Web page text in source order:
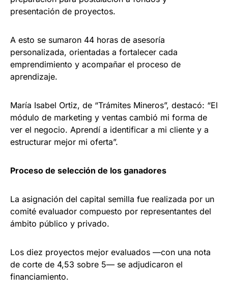
presentación de proyectos.
A esto se sumaron 44 horas de asesoría
personalizada, orientadas a fortalecer cada
emprendimiento y acompañar el proceso de
aprendizaje.
María Isabel Ortiz, de “Trámites Mineros”, destacó: “El
módulo de marketing y ventas cambió mi forma de
ver el negocio. Aprendí a identificar a mi cliente y a
estructurar mejor mi oferta”.
Proceso de selección de los ganadores
La asignación del capital semilla fue realizada por un
comité evaluador compuesto por representantes del
ámbito público y privado.
Los diez proyectos mejor evaluados —con una nota
de corte de 4,53 sobre 5— se adjudicaron el
financiamiento.